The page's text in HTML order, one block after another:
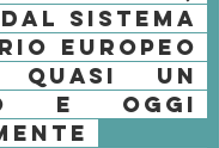
sistema
europeo
un
e oggi